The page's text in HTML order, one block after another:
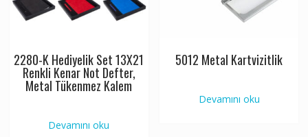
2280-K Hediyelik Set 13X21
Renkli Kenar Not Defter,
Metal Tükenmez Kalem
Devamını oku
5012 Metal Kartvizitlik
Devamını oku